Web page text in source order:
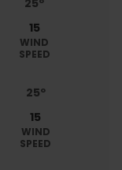
15
WIND
SPEED
25º
15
WIND
SPEED